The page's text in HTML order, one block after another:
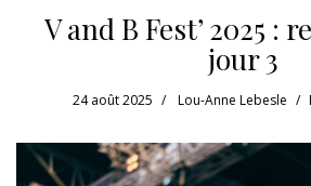
V and B Fest’ 2025 :
jour 3
24 août 2025 Lou-Anne Lebesle